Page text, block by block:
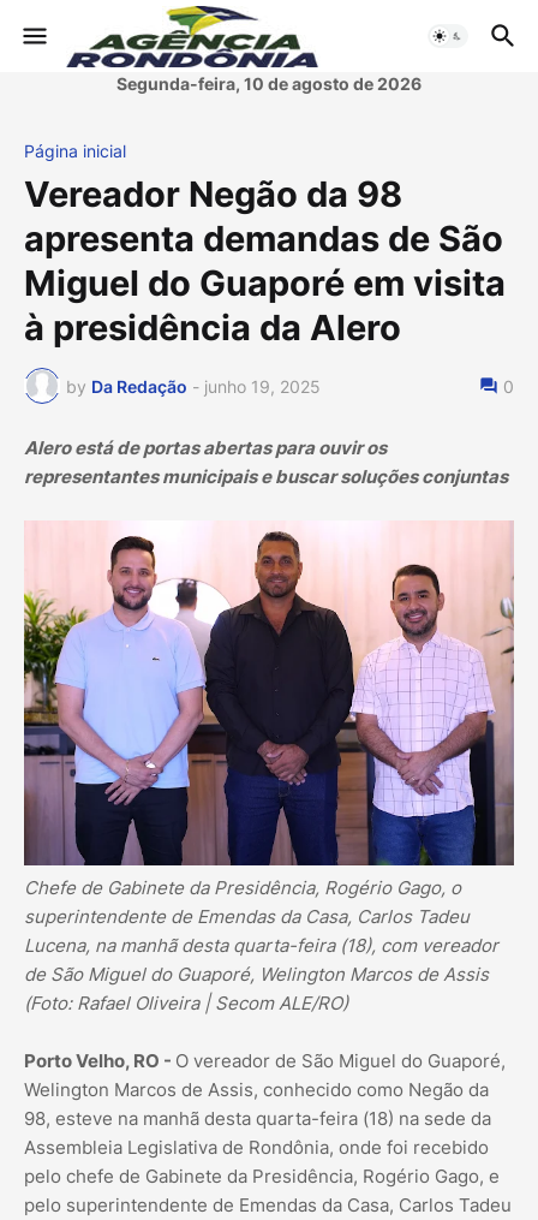
Segunda-feira, 10 de agosto de 2026
Página inicial
Vereador Negão da 98
apresenta demandas de São
Miguel do Guaporé em visita
à presidência da Alero
by Da Redação - junho 19, 2025 0
Alero está de portas abertas para ouvir os
representantes municipais e buscar soluções conjuntas
Chefe de Gabinete da Presidência, Rogério Gago, o
superintendente de Emendas da Casa, Carlos Tadeu
Lucena, na manhã desta quarta-feira (18), com vereador
de São Miguel do Guaporé, Welington Marcos de Assis
(Foto: Rafael Oliveira | Secom ALE/RO)
Porto Velho, RO - O vereador de São Miguel do Guaporé,
Welington Marcos de Assis, conhecido como Negão da
98, esteve na manhã desta quarta-feira (18) na sede da
Assembleia Legislativa de Rondônia, onde foi recebido
pelo chefe de Gabinete da Presidência, Rogério Gago, e
pelo superintendente de Emendas da Casa, Carlos Tadeu